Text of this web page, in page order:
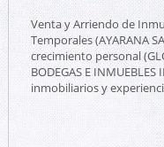
Venta y Arriendo de
Temporales (AYARANA
crecimiento personal
BODEGAS E
inmobiliarios y